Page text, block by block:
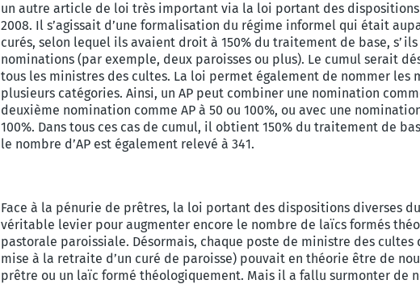
un autre article de loi très important via la loi portant des
2008. Il s’agissait d’une formalisation du régime informel qui était
curés, selon lequel ils avaient droit à 150% du traitement de base,
nominations (par exemple, deux paroisses ou plus). Le cumul serait
tous les ministres des cultes. La loi permet également de nommer les
plusieurs catégories. Ainsi, un AP peut combiner une nomination
deuxième nomination comme AP à 50 ou 100%, ou avec une
100%. Dans tous ces cas de cumul, il obtient 150% du traitement de
le nombre d’AP est également relevé à 341.
Face à la pénurie de prêtres, la loi portant des dispositions diverses du
véritable levier pour augmenter encore le nombre de laïcs formés
pastorale paroissiale. Désormais, chaque poste de ministre des cultes
mise à la retraite d’un curé de paroisse) pouvait en théorie être de
prêtre ou un laïc formé théologiquement. Mais il a fallu surmonter de